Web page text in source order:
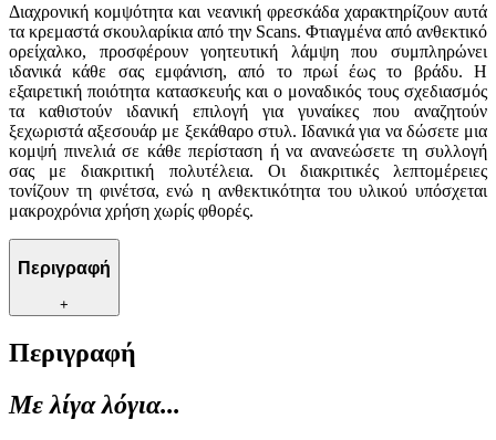
Διαχρονική κομψότητα και νεανική φρεσκάδα χαρακτηρίζουν αυτά
τα κρεμαστά σκουλαρίκια από την Scans. Φτιαγμένα από ανθεκτικό
ορείχαλκο, προσφέρουν γοητευτική λάμψη που συμπληρώνει
ιδανικά κάθε σας εμφάνιση, από το πρωί έως το βράδυ. Η
εξαιρετική ποιότητα κατασκευής και ο μοναδικός τους σχεδιασμός
τα καθιστούν ιδανική επιλογή για γυναίκες που αναζητούν
ξεχωριστά αξεσουάρ με ξεκάθαρο στυλ. Ιδανικά για να δώσετε μια
κομψή πινελιά σε κάθε περίσταση ή να ανανεώσετε τη συλλογή
σας με διακριτική πολυτέλεια. Οι διακριτικές λεπτομέρειες
τονίζουν τη φινέτσα, ενώ η ανθεκτικότητα του υλικού υπόσχεται
μακροχρόνια χρήση χωρίς φθορές.
Περιγραφή
+
Περιγραφή
Με λίγα λόγια...